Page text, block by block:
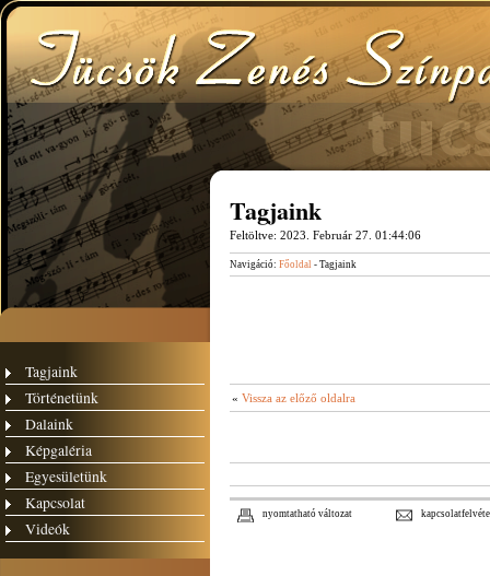
Tagjaink
Történetünk
Dalaink
Képgaléria
Egyesületünk
Kapcsolat
Videók
Tagjaink
Feltöltve: 2023. Február 27. 01:44:06
Navigáció: Főoldal - Tagjaink
« Vissza az előző oldalra
nyomtatható változat